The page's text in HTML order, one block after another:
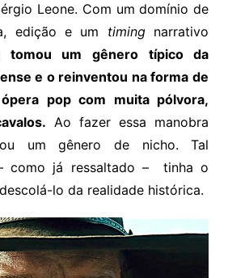
Leone. Com um domínio de
edição e um timingnarrativo
um gênero típico da
e o reinventou na forma de
pop com muita pólvora,
Ao fazer essa manobra
um gênero de nicho. Tal
como já ressaltado – tinha o
lo da realidade histórica.